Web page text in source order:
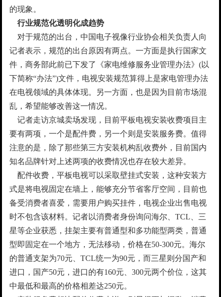
的现象。
行业规范化透明化成趋势
对于规范的出台，中国电子视像行业协会相关负责人向
记者表示，规范的出台原因有两点。一方面是执行国家文
件，商务部此前已下发了《家电维修服务业管理办法》(以
下简称“办法”)文件，电视安装规范算得上是家电管理办法
在电视领域的具体体现。另一方面，也是因为目前市场混
乱，希望能够改善这一情况。
记者走访京城卖场发现，目前平板电视安装收费项目主
要有两项，一个是配件费，另一个则是安装服务费。值得
注意的是，除了那些第三方安装机构乱收费外，目前国内
知名品牌针对上述两项的收费情况也存在较大差异。
配件收费，平板电视可以采取壁挂式安装，这种安装方
式是将电视固定在墙上，能够充分节省客厅空间，目前也
备受消费者喜爱，需要用户购买挂件，电视企业出售电视
时不包含该材料。记者以消费者身份询问海尔、TCL、三
星等企业获悉，挂架主要有普通型和多功能型两类，普通
型即固定在一个地方，无法移动，价格在50-300元。海尔
的普通支架为70元、TCL统一为90元，而三星则分国产和
进口，国产50元，进口的有160元、300元两个价位，这其
中最低和最高的价格相差达250元。